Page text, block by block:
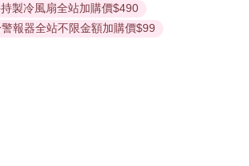
閱讀，無法以其他閱讀器或直接下載檔案。
法」第19條及行政院消費者保護處公告之
製冷風扇全站加購價$490
報器全站不限金額加購價$99